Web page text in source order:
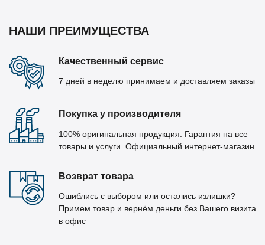
НАШИ ПРЕИМУЩЕСТВА
Качественный сервис
7 дней в неделю принимаем и доставляем заказы
Покупка у производителя
100% оригинальная продукция. Гарантия на все
товары и услуги. Официальный интернет-магазин
Возврат товара
Ошиблись с выбором или остались излишки?
Примем товар и вернём деньги без Вашего визита
в офис